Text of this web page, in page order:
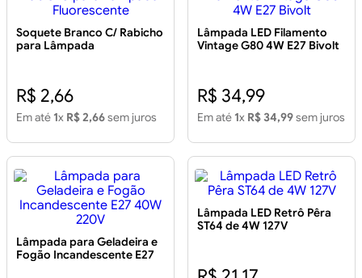
Soquete Branco C/ Rabicho
para Lâmpada
R$ 2,66
Em até 1x R$ 2,66sem juros
Lâmpada LED Filamento
Vintage G80 4W E27 Bivolt
R$ 34,99
Em até 1x R$ 34,99sem juros
Lâmpada para Geladeira e
Fogão Incandescente E27
Lâmpada LED Retrô Pêra
ST64 de 4W 127V